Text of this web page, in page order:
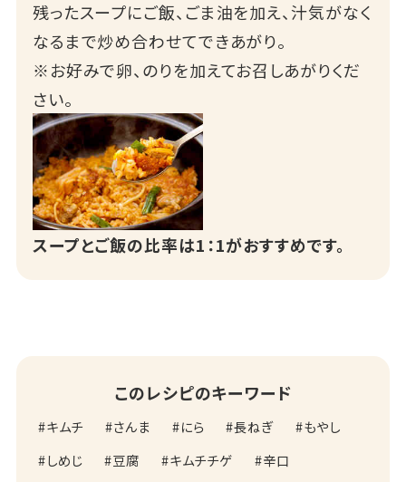
残ったスープにご飯、ごま油を加え、汁気がなく
なるまで炒め合わせてできあがり。
※お好みで卵、のりを加えてお召しあがりくだ
さい。
スープとご飯の比率は1：1がおすすめです。
このレシピのキーワード
キムチ さんま にら 長ねぎ
もやし
しめじ
豆腐 キムチチゲ
辛口